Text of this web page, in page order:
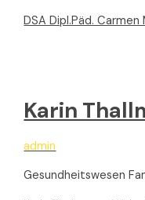
DSA Dipl.Päd. Carmen
Karin
admin
Gesundheitswesen